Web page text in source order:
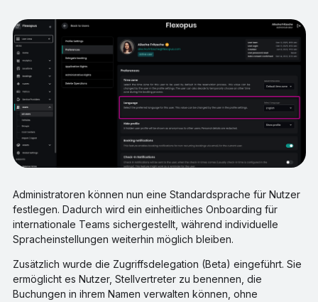
Administratoren können nun eine Standardsprache für Nutzer
festlegen. Dadurch wird ein einheitliches Onboarding für
internationale Teams sichergestellt, während individuelle
Spracheinstellungen weiterhin möglich bleiben.
Zusätzlich wurde die Zugriffsdelegation (Beta) eingeführt. Sie
ermöglicht es Nutzer, Stellvertreter zu benennen, die
Buchungen in ihrem Namen verwalten können, ohne